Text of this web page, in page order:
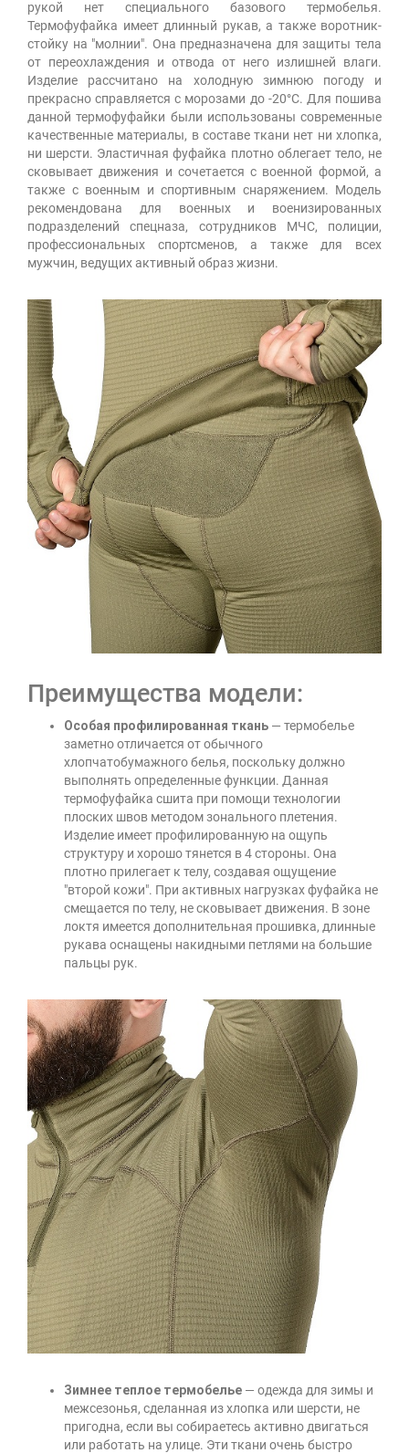
рукой нет специального базового термобелья.
Термофуфайка имеет длинный рукав, а также воротник-
стойку на "молнии". Она предназначена для защиты тела
от переохлаждения и отвода от него излишней влаги.
Изделие рассчитано на холодную зимнюю погоду и
прекрасно справляется с морозами до -20°С. Для пошива
данной термофуфайки были использованы современные
качественные материалы, в составе ткани нет ни хлопка,
ни шерсти. Эластичная фуфайка плотно облегает тело, не
сковывает движения и сочетается с военной формой, а
также с военным и спортивным снаряжением. Модель
рекомендована для военных и военизированных
подразделений спецназа, сотрудников МЧС, полиции,
профессиональных спортсменов, а также для всех
мужчин, ведущих активный образ жизни.
Преимущества модели:
Особая профилированная ткань — термобелье
заметно отличается от обычного
хлопчатобумажного белья, поскольку должно
выполнять определенные функции. Данная
термофуфайка сшита при помощи технологии
плоских швов методом зонального плетения.
Изделие имеет профилированную на ощупь
структуру и хорошо тянется в 4 стороны. Она
плотно прилегает к телу, создавая ощущение
"второй кожи". При активных нагрузках фуфайка не
смещается по телу, не сковывает движения. В зоне
локтя имеется дополнительная прошивка, длинные
рукава оснащены накидными петлями на большие
пальцы рук.
Зимнее теплое термобелье — одежда для зимы и
межсезонья, сделанная из хлопка или шерсти, не
пригодна, если вы собираетесь активно двигаться
или работать на улице. Эти ткани очень быстро